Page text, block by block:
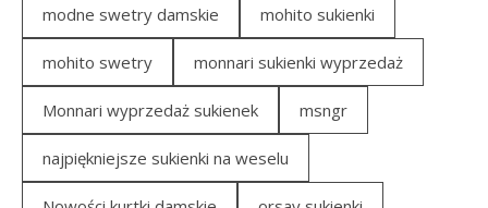
modne swetry damskie mohito sukienki
mohito swetry monnari sukienki wyprzedaż
Monnari wyprzedaż sukienek msngr
najpiękniejsze sukienki na weselu